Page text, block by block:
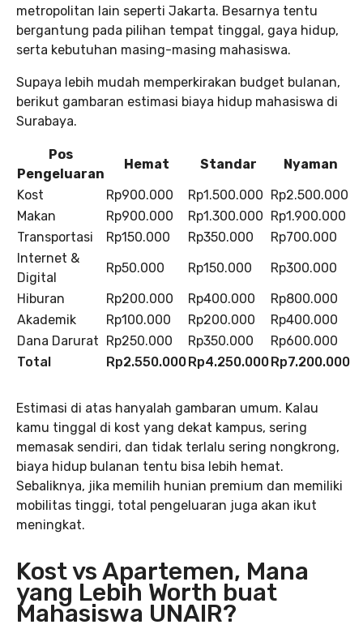
metropolitan lain seperti Jakarta. Besarnya tentu
bergantung pada pilihan tempat tinggal, gaya hidup,
serta kebutuhan masing-masing mahasiswa.
Supaya lebih mudah memperkirakan budget bulanan,
berikut gambaran estimasi biaya hidup mahasiswa di
Surabaya.
Pos
Pengeluaran
Hemat Standar
Nyaman
Kost
Rp900.000 Rp1.500.000 Rp2.500.000
Makan
Rp900.000 Rp1.300.000 Rp1.900.000
Transportasi
Rp150.000 Rp350.000
Rp700.000
Internet &
Digital
Rp50.000 Rp150.000
Rp300.000
Hiburan
Rp200.000 Rp400.000
Rp800.000
Akademik
Rp100.000 Rp200.000
Rp400.000
Dana Darurat Rp250.000 Rp350.000
Rp600.000
Total
Rp2.550.000Rp4.250.000Rp7.200.000
Estimasi di atas hanyalah gambaran umum. Kalau
kamu tinggal di kost yang dekat kampus, sering
memasak sendiri, dan tidak terlalu sering nongkrong,
biaya hidup bulanan tentu bisa lebih hemat.
Sebaliknya, jika memilih hunian premium dan memiliki
mobilitas tinggi, total pengeluaran juga akan ikut
meningkat.
Kost vs Apartemen, Mana
yang Lebih Worth buat
Mahasiswa UNAIR?